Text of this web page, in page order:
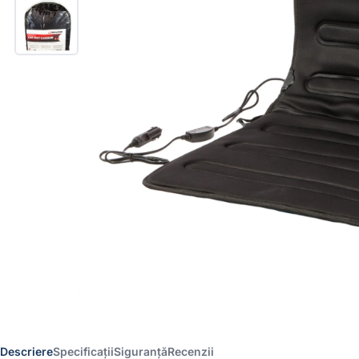
DescriereSpecificațiiSiguranțăRecenzii